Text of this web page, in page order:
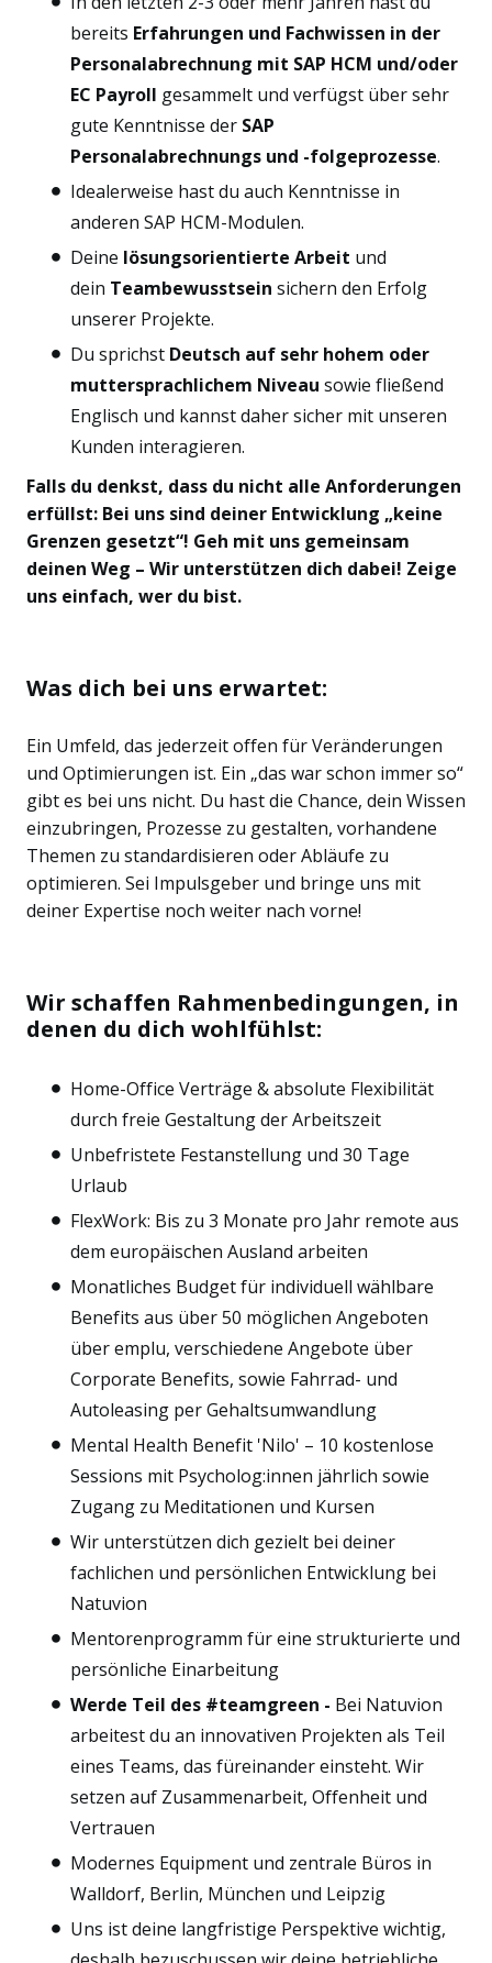
bereits Erfahrungen und Fachwissen in der
Personalabrechnung mit SAP HCM und/oder
EC Payroll gesammelt und verfügst über sehr
gute Kenntnisse der SAP
Personalabrechnungs und -folgeprozesse.
Idealerweise hast du auch Kenntnisse in
anderen SAP HCM-Modulen.
Deine lösungsorientierte Arbeit und
dein Teambewusstsein sichern den Erfolg
unserer Projekte.
Du sprichst Deutsch auf sehr hohem oder
muttersprachlichem Niveau sowie fließend
Englisch und kannst daher sicher mit unseren
Kunden interagieren.
Falls du denkst, dass du nicht alle Anforderungen
erfüllst: Bei uns sind deiner Entwicklung „keine
Grenzen gesetzt“! Geh mit uns gemeinsam
deinen Weg – Wir unterstützen dich dabei! Zeige
uns einfach, wer du bist.
Was dich bei uns erwartet:
Ein Umfeld, das jederzeit offen für Veränderungen
und Optimierungen ist. Ein „das war schon immer so“
gibt es bei uns nicht. Du hast die Chance, dein Wissen
einzubringen, Prozesse zu gestalten, vorhandene
Themen zu standardisieren oder Abläufe zu
optimieren. Sei Impulsgeber und bringe uns mit
deiner Expertise noch weiter nach vorne!
Wir schaffen Rahmenbedingungen, in
denen du dich wohlfühlst:
Home-Office Verträge & absolute Flexibilität
durch freie Gestaltung der Arbeitszeit
Unbefristete Festanstellung und 30 Tage
Urlaub
FlexWork: Bis zu 3 Monate pro Jahr remote aus
dem europäischen Ausland arbeiten
Monatliches Budget für individuell wählbare
Benefits aus über 50 möglichen Angeboten
über emplu, verschiedene Angebote über
Corporate Benefits, sowie Fahrrad- und
Autoleasing per Gehaltsumwandlung
Mental Health Benefit 'Nilo' – 10 kostenlose
Sessions mit Psycholog:innen jährlich sowie
Zugang zu Meditationen und Kursen
Wir unterstützen dich gezielt bei deiner
fachlichen und persönlichen Entwicklung bei
Natuvion
Mentorenprogramm für eine strukturierte und
persönliche Einarbeitung
Werde Teil des #teamgreen - Bei Natuvion
arbeitest du an innovativen Projekten als Teil
eines Teams, das füreinander einsteht. Wir
setzen auf Zusammenarbeit, Offenheit und
Vertrauen
Modernes Equipment und zentrale Büros in
Walldorf, Berlin, München und Leipzig
Uns ist deine langfristige Perspektive wichtig,